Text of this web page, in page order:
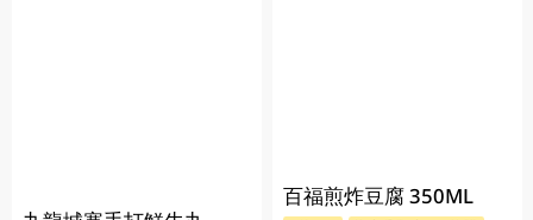
百福煎炸豆腐 350ML